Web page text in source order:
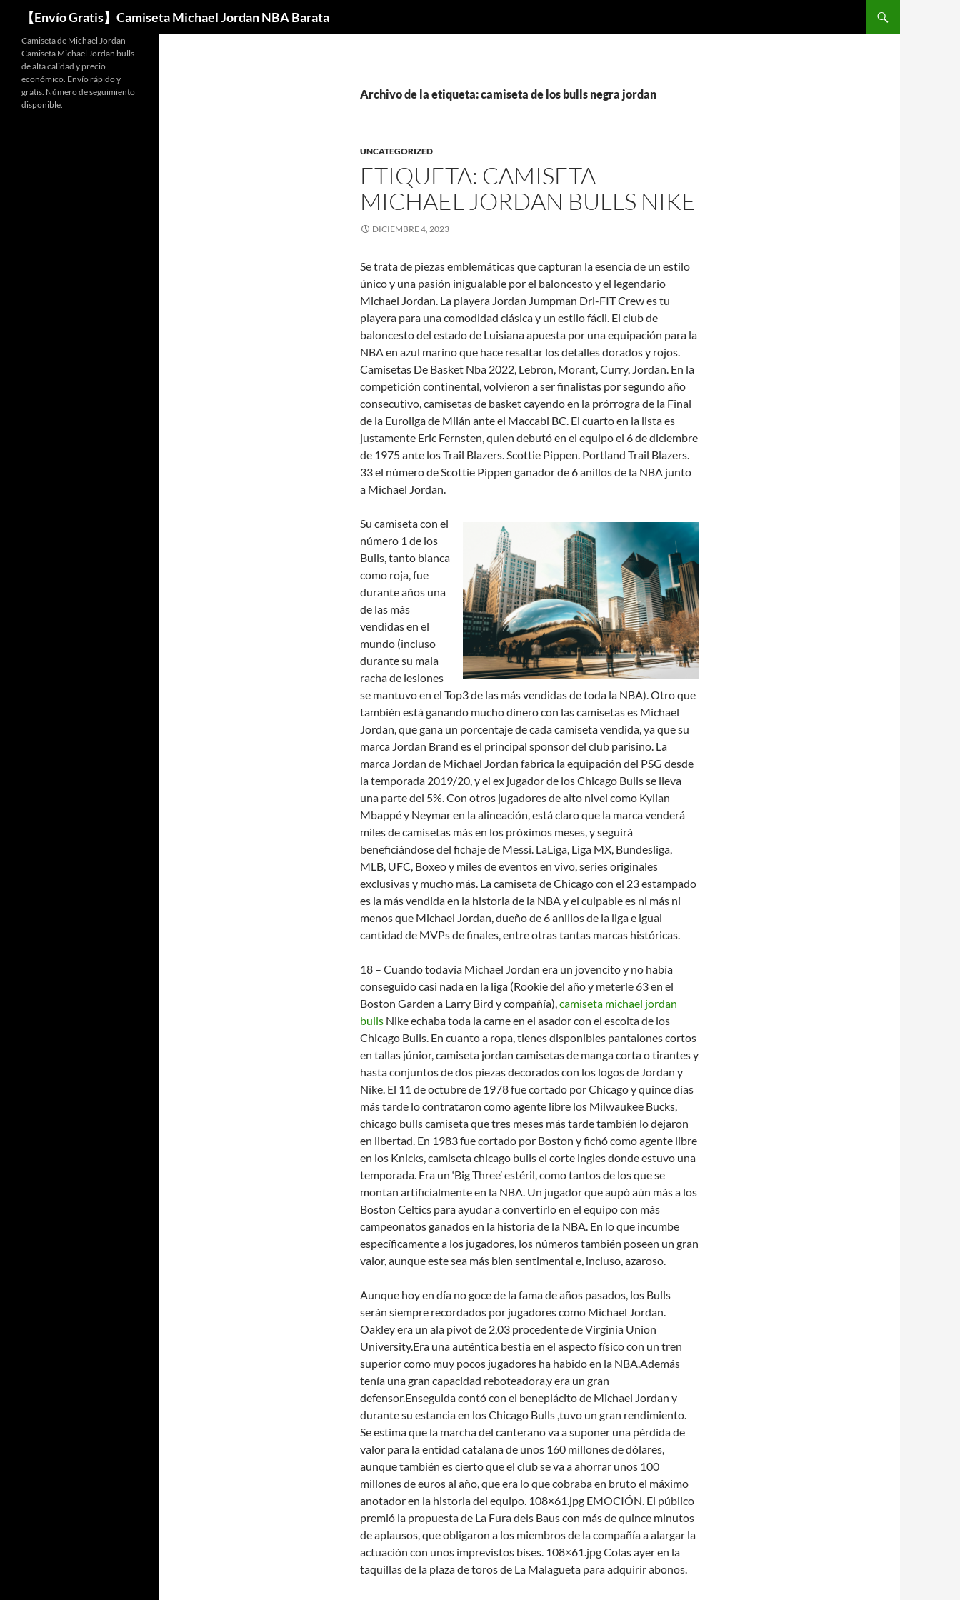
【Envío Gratis】Camiseta Michael Jordan NBA Barata
Buscar
Archivo de la etiqueta: camiseta de los bulls negra jordan
UNCATEGORIZED
ETIQUETA: CAMISETA
MICHAEL JORDAN BULLS NIKE
DICIEMBRE 4, 2023
Se trata de piezas emblemáticas que capturan la esencia de un estilo
único y una pasión inigualable por el baloncesto y el legendario
Michael Jordan. La playera Jordan Jumpman Dri-FIT Crew es tu
playera para una comodidad clásica y un estilo fácil. El club de
baloncesto del estado de Luisiana apuesta por una equipación para la
NBA en azul marino que hace resaltar los detalles dorados y rojos.
Camisetas De Basket Nba 2022, Lebron, Morant, Curry, Jordan. En la
competición continental, volvieron a ser finalistas por segundo año
consecutivo, camisetas de basket cayendo en la prórrogra de la Final
de la Euroliga de Milán ante el Maccabi BC. El cuarto en la lista es
justamente Eric Fernsten, quien debutó en el equipo el 6 de diciembre
de 1975 ante los Trail Blazers. Scottie Pippen. Portland Trail Blazers.
33 el número de Scottie Pippen ganador de 6 anillos de la NBA junto
a Michael Jordan.
Su camiseta con el
número 1 de los
Bulls, tanto blanca
como roja, fue
durante años una
de las más
vendidas en el
mundo (incluso
durante su mala
racha de lesiones
se mantuvo en el Top3 de las más vendidas de toda la NBA). Otro que
también está ganando mucho dinero con las camisetas es Michael
Jordan, que gana un porcentaje de cada camiseta vendida, ya que su
marca Jordan Brand es el principal sponsor del club parisino. La
marca Jordan de Michael Jordan fabrica la equipación del PSG desde
la temporada 2019/20, y el ex jugador de los Chicago Bulls se lleva
una parte del 5%. Con otros jugadores de alto nivel como Kylian
Mbappé y Neymar en la alineación, está claro que la marca venderá
miles de camisetas más en los próximos meses, y seguirá
beneficiándose del fichaje de Messi. LaLiga, Liga MX, Bundesliga,
MLB, UFC, Boxeo y miles de eventos en vivo, series originales
exclusivas y mucho más. La camiseta de Chicago con el 23 estampado
es la más vendida en la historia de la NBA y el culpable es ni más ni
menos que Michael Jordan, dueño de 6 anillos de la liga e igual
cantidad de MVPs de finales, entre otras tantas marcas históricas.
18 – Cuando todavía Michael Jordan era un jovencito y no había
conseguido casi nada en la liga (Rookie del año y meterle 63 en el
Boston Garden a Larry Bird y compañía),camiseta michael jordan
bulls Nike echaba toda la carne en el asador con el escolta de los
Chicago Bulls. En cuanto a ropa, tienes disponibles pantalones cortos
en tallas júnior, camiseta jordan camisetas de manga corta o tirantes y
hasta conjuntos de dos piezas decorados con los logos de Jordan y
Nike. El 11 de octubre de 1978 fue cortado por Chicago y quince días
más tarde lo contrataron como agente libre los Milwaukee Bucks,
chicago bulls camiseta que tres meses más tarde también lo dejaron
en libertad. En 1983 fue cortado por Boston y fichó como agente libre
en los Knicks, camiseta chicago bulls el corte ingles donde estuvo una
temporada. Era un ‘Big Three’ estéril, como tantos de los que se
montan artificialmente en la NBA. Un jugador que aupó aún más a los
Boston Celtics para ayudar a convertirlo en el equipo con más
campeonatos ganados en la historia de la NBA. En lo que incumbe
específicamente a los jugadores, los números también poseen un gran
valor, aunque este sea más bien sentimental e, incluso, azaroso.
Aunque hoy en día no goce de la fama de años pasados, los Bulls
serán siempre recordados por jugadores como Michael Jordan.
Oakley era un ala pívot de 2,03 procedente de Virginia Union
University.Era una auténtica bestia en el aspecto físico con un tren
superior como muy pocos jugadores ha habido en la NBA.Además
tenía una gran capacidad reboteadora,y era un gran
defensor.Enseguida contó con el beneplácito de Michael Jordan y
durante su estancia en los Chicago Bulls ,tuvo un gran rendimiento.
Se estima que la marcha del canterano va a suponer una pérdida de
valor para la entidad catalana de unos 160 millones de dólares,
aunque también es cierto que el club se va a ahorrar unos 100
millones de euros al año, que era lo que cobraba en bruto el máximo
anotador en la historia del equipo. 108×61.jpg EMOCIÓN. El público
premió la propuesta de La Fura dels Baus con más de quince minutos
de aplausos, que obligaron a los miembros de la compañía a alargar la
actuación con unos imprevistos bises. 108×61.jpg Colas ayer en la
taquillas de la plaza de toros de La Malagueta para adquirir abonos.
Camiseta de Michael Jordan –
Camiseta Michael Jordan bulls
de alta calidad y precio
económico. Envío rápido y
gratis. Número de seguimiento
disponible.